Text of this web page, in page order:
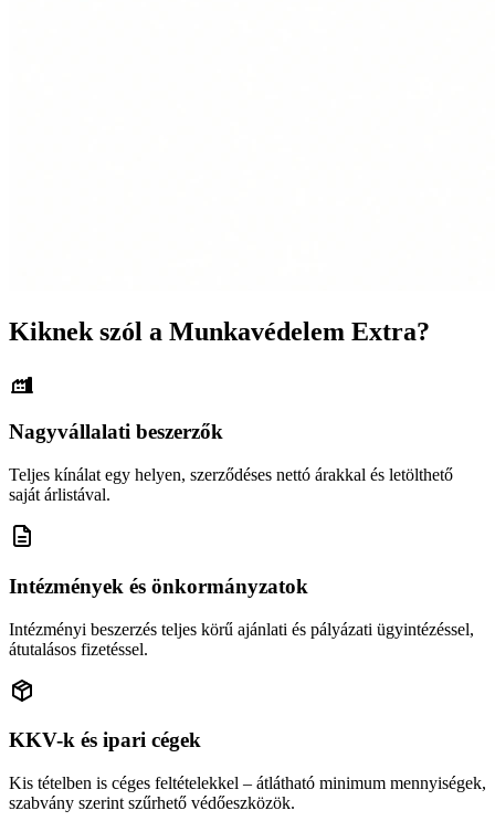
Kiknek szól a Munkavédelem Extra?
Nagyvállalati beszerzők
Teljes kínálat egy helyen, szerződéses nettó árakkal és letölthető
saját árlistával.
Intézmények és önkormányzatok
Intézményi beszerzés teljes körű ajánlati és pályázati ügyintézéssel,
átutalásos fizetéssel.
KKV-k és ipari cégek
Kis tételben is céges feltételekkel – átlátható minimum mennyiségek,
szabvány szerint szűrhető védőeszközök.